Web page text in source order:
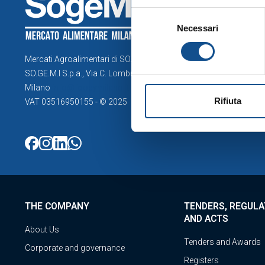
tecnici”, continui la
quanto riguarda ulteriori
cookie”), la quale
del
Necessari
Rifiuta
Mercati Agroalimentari di SO.GE.M.I. Spa
SO.GE.M.I S.p.a., Via C. Lombroso 54,
Milano
VAT 03516950155 - © 2025
PUBLIC
THE COMPANY
About Us
Corporate and governance
TENDERS,
AND ACTS
Tenders and Awards
Registers